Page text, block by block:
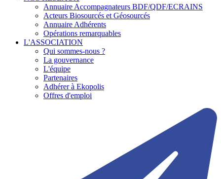
Annuaire Accompagnateurs BDF/QDF/ECRAINS
Acteurs Biosourcés et Géosourcés
Annuaire Adhérents
Opérations remarquables
L'ASSOCIATION
Qui sommes-nous ?
La gouvernance
L'équipe
Partenaires
Adhérer à Ekopolis
Offres d'emploi